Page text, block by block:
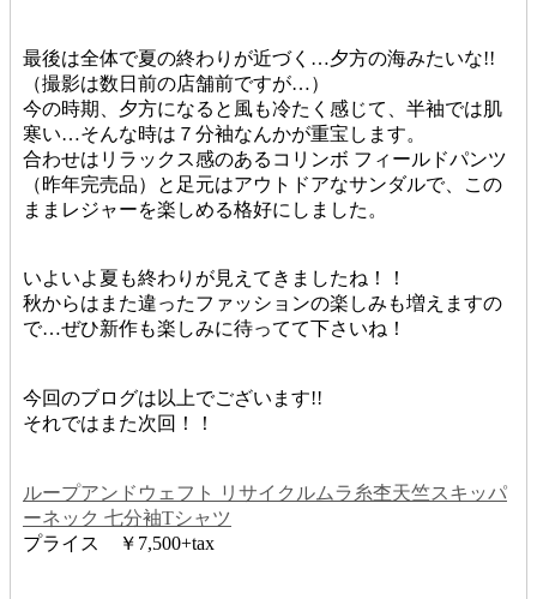
最後は全体で夏の終わりが近づく…夕方の海みたいな!!
（撮影は数日前の店舗前ですが…）
今の時期、夕方になると風も冷たく感じて、半袖では肌
寒い…そんな時は７分袖なんかが重宝します。
合わせはリラックス感のあるコリンボ フィールドパンツ
（昨年完売品）と足元はアウトドアなサンダルで、この
ままレジャーを楽しめる格好にしました。
いよいよ夏も終わりが見えてきましたね！！
秋からはまた違ったファッションの楽しみも増えますの
で…ぜひ新作も楽しみに待ってて下さいね！
今回のブログは以上でございます!!
それではまた次回！！
ループアンドウェフト リサイクルムラ糸杢天竺スキッパ
ーネック 七分袖Tシャツ
プライス ￥7,500+tax